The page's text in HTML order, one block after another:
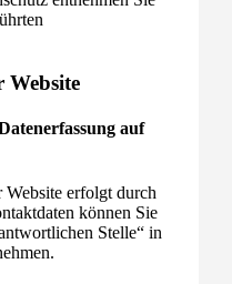
Website
auf
erfolgt durch
können Sie
Stelle“ in